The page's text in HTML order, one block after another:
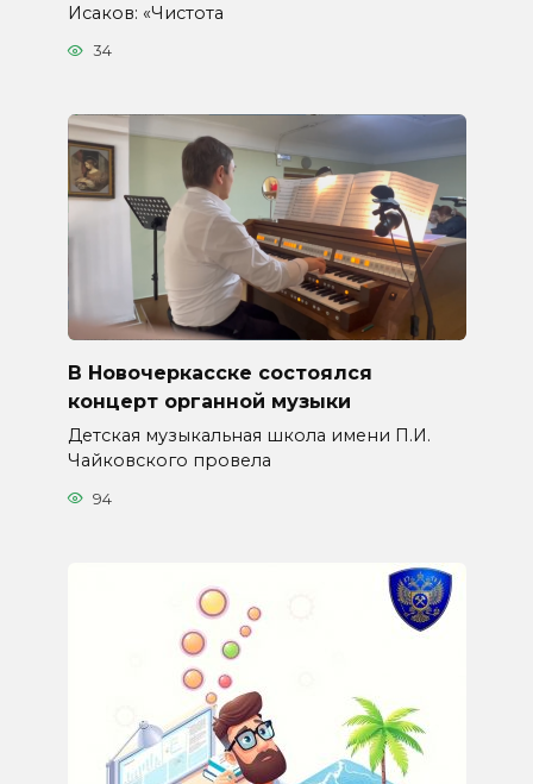
Исаков: «Чистота
34
В Новочеркасске состоялся
концерт органной музыки
Детская музыкальная школа имени П.И.
Чайковского провела
94